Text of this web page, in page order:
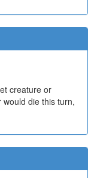
creature or
die this turn,